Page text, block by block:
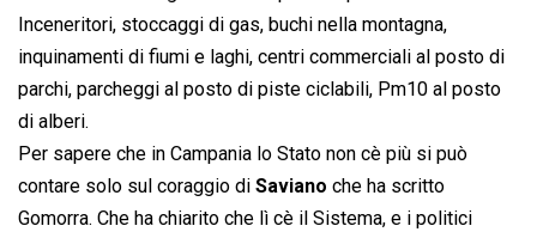
Inceneritori, stoccaggi di gas, buchi nella montagna,
inquinamenti di fiumi e laghi, centri commerciali al posto di
parchi, parcheggi al posto di piste ciclabili, Pm10 al posto
di alberi.
Per sapere che in Campania lo Stato non cè più si può
contare solo sul coraggio di Saviano che ha scritto
Gomorra. Che ha chiarito che lì cè il Sistema, e i politici